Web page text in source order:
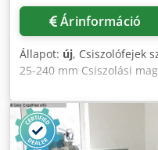
Árinformáció
Állapot: új, Csiszolófejek
25-240 mm Csiszolási
ROBA Fentech, teljesen
gépet egyedi faelemek
következő felhasználási
finomcsiszolás